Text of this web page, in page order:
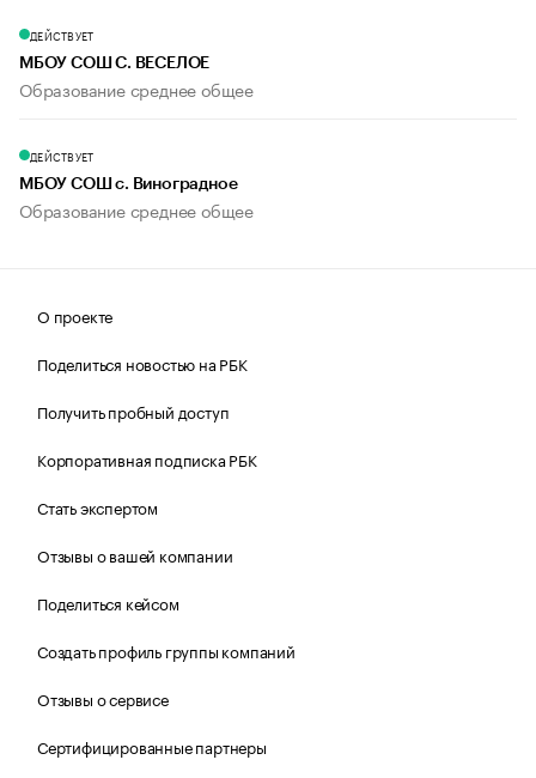
ДЕЙСТВУЕТ
МБОУ СОШ С. ВЕСЕЛОЕ
Образование среднее общее
ДЕЙСТВУЕТ
МБОУ СОШ с. Виноградное
Образование среднее общее
О проекте
Поделиться новостью на РБК
Получить пробный доступ
Корпоративная подписка РБК
Стать экспертом
Отзывы о вашей компании
Поделиться кейсом
Создать профиль группы компаний
Отзывы о сервисе
Сертифицированные партнеры